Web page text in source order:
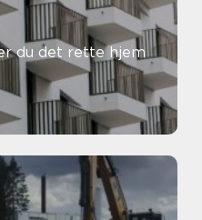
du det rette hjem